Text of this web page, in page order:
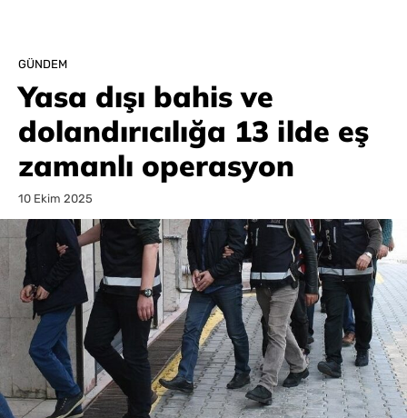
GÜNDEM
Yasa dışı bahis ve
dolandırıcılığa 13 ilde eş
zamanlı operasyon
10 Ekim 2025